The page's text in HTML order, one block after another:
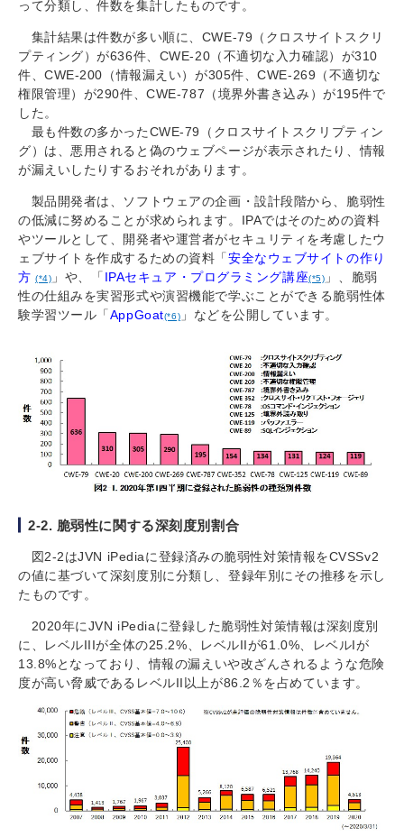
って分類し、件数を集計したものです。
集計結果は件数が多い順に、CWE-79（クロスサイトスクリ
プティング）が636件、CWE-20（不適切な入力確認）が310
件、CWE-200（情報漏えい）が305件、CWE-269（不適切な
権限管理）が290件、CWE-787（境界外書き込み）が195件で
した。
最も件数の多かったCWE-79（クロスサイトスクリプティン
グ）は、悪用されると偽のウェブページが表示されたり、情報
が漏えいしたりするおそれがあります。
製品開発者は、ソフトウェアの企画・設計段階から、脆弱性
の低減に努めることが求められます。IPAではそのための資料
やツールとして、開発者や運営者がセキュリティを考慮したウ
ェブサイトを作成するための資料「安全なウェブサイトの作り
方 (*4) 」や、「 IPAセキュア・プログラミング講座(*5) 」、脆弱
性の仕組みを実習形式や演習機能で学ぶことができる脆弱性体
験学習ツール「AppGoat(*6) 」などを公開しています。
2-2. 脆弱性に関する深刻度別割合
図2-2はJVN iPediaに登録済みの脆弱性対策情報をCVSSv2
の値に基づいて深刻度別に分類し、登録年別にその推移を示し
たものです。
2020年にJVN iPediaに登録した脆弱性対策情報は深刻度別
に、レベルIIIが全体の25.2%、レベルIIが61.0%、レベルIが
13.8%となっており、情報の漏えいや改ざんされるような危険
度が高い脅威であるレベルII以上が86.2％を占めています。